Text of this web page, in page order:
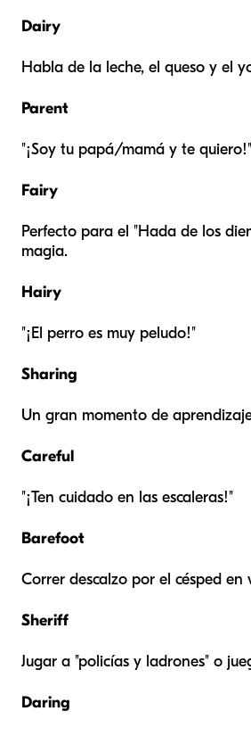
Dairy
Habla de la leche, el queso y el
Parent
"¡Soy tu papá/mamá y te quiero!"
Fairy
Perfecto para el "Hada de los
magia.
Hairy
"¡El perro es muy peludo!"
Sharing
Un gran momento de
Careful
"¡Ten cuidado en las escaleras!"
Barefoot
Correr descalzo por el césped en
Sheriff
Jugar a "policías y ladrones" o
Daring